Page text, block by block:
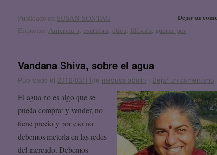
Dejar un
Publicado en SUSAN SONTAG
Etiquetas: América-s,escritora,ética, filósofa, guerra-paz
Vandana Shiva, sobre el agua
Publicado el 2012/03/11de medusa admin | Dejar un comentario
El agua no es algo que se
pueda comprar y vender, no
tiene precio y por eso no
debemos meterla en las redes
del mercado. Debemos